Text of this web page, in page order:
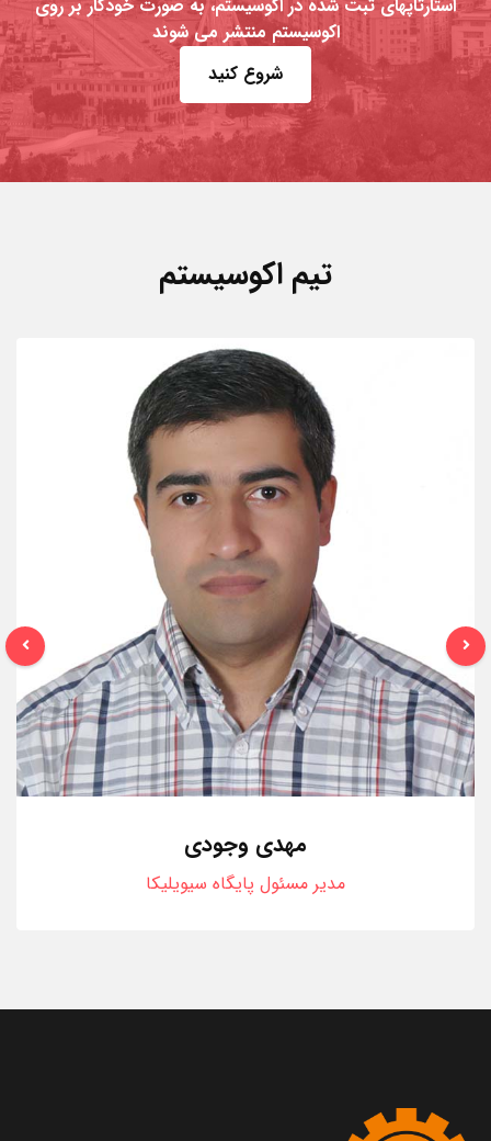
استارتاپهای ثبت شده در اکوسیستم، به صورت خودکار بر روی
اکوسیستم منتشر می شوند
شروع کنید
تیم اکوسیستم
مهدی وجودی
مدیر مسئول پایگاه سیویلیکا